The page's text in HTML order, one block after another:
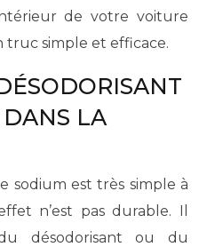
de votre voiture
truc simple et efficace.
LA
sodium est très simple à
n’est pas durable. Il
désodorisant ou du